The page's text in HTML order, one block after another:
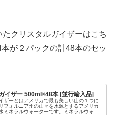
クリスタルガイザーはこち
が２パックの計48本のセッ
イザー 500ml×48本 [並行輸入品]
ザーとはアメリカで最も美しい山の１つに
フォルニア州の山々を水源とするアメリカ
ミネラルウォーターです。ミネラルウォー